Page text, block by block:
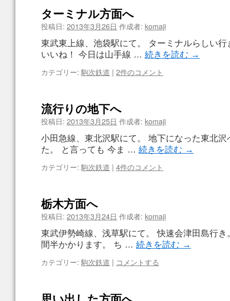
ターミナル方面へ
投稿日: 2013年3月26日 作成者: komaji
東武東上線、池袋駅にて。 ターミナルらしい行
いいね！ 今日は山手線 … 続きを読む →
カテゴリー: 駒次鉄道 | 2件のコメント
流行りの地下へ
投稿日: 2013年3月25日 作成者: komaji
小田急線、東北沢駅にて。 地下になった東北沢
た。 と言っても 今ま … 続きを読む →
カテゴリー: 駒次鉄道 | 4件のコメント
栃木方面へ
投稿日: 2013年3月24日 作成者: komaji
東武伊勢崎線、浅草駅にて。 快速会津田島行き
間半かかります。 ち … 続きを読む →
カテゴリー: 駒次鉄道 | コメントする